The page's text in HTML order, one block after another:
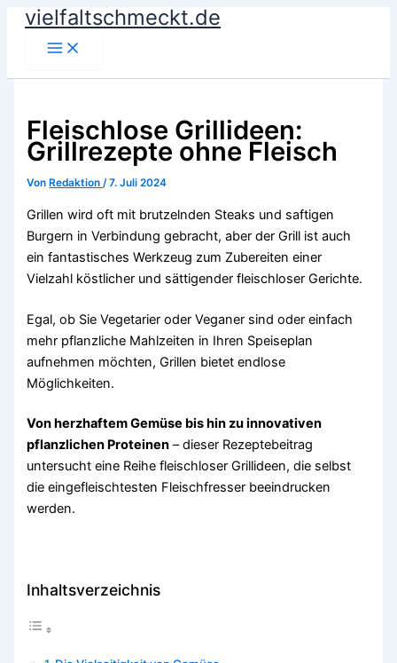
Zumvielfaltschmeckt.de
Fleischlose Grillideen:
Grillrezepte ohne Fleisch
Von Redaktion/7. Juli 2024
Grillen wird oft mit brutzelnden Steaks und saftigen
Burgern in Verbindung gebracht, aber der Grill ist auch
ein fantastisches Werkzeug zum Zubereiten einer
Vielzahl köstlicher und sättigender fleischloser Gerichte.
Egal, ob Sie Vegetarier oder Veganer sind oder einfach
mehr pflanzliche Mahlzeiten in Ihren Speiseplan
aufnehmen möchten, Grillen bietet endlose
Möglichkeiten.
Von herzhaftem Gemüse bis hin zu innovativen
pflanzlichen Proteinen – dieser Rezeptebeitrag
untersucht eine Reihe fleischloser Grillideen, die selbst
die eingefleischtesten Fleischfresser beeindrucken
werden.
Inhaltsverzeichnis